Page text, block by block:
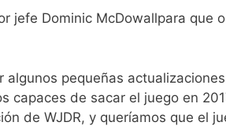
jefe Dominic McDowallpara que
algunos pequeñas
capaces de sacar el juego en
de WJDR, y queríamos que el